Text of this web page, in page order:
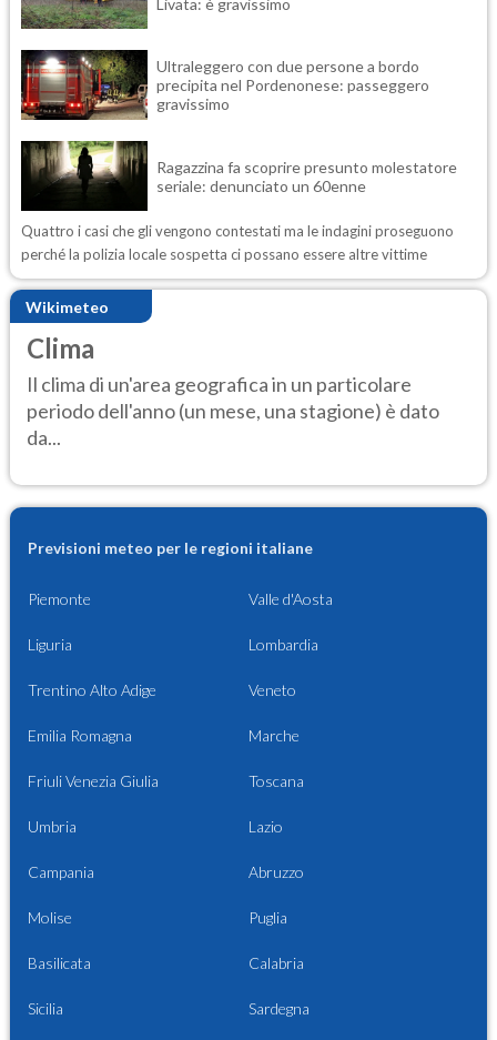
Ultraleggero con due persone a bordo
precipita nel Pordenonese: passeggero
gravissimo
Ragazzina fa scoprire presunto molestatore
seriale: denunciato un 60enne
Quattro i casi che gli vengono contestati ma le indagini proseguono
perché la polizia locale sospetta ci possano essere altre vittime
Wikimeteo
Clima
Il clima di un'area geografica in un particolare
periodo dell'anno (un mese, una stagione) è dato
da...
Previsioni meteo per le regioni italiane
Piemonte Valle d'Aosta
Liguria Lombardia
Trentino Alto Adige Veneto
Emilia Romagna Marche
Friuli Venezia Giulia Toscana
Umbria Lazio
Campania Abruzzo
Molise Puglia
Basilicata Calabria
Sicilia Sardegna